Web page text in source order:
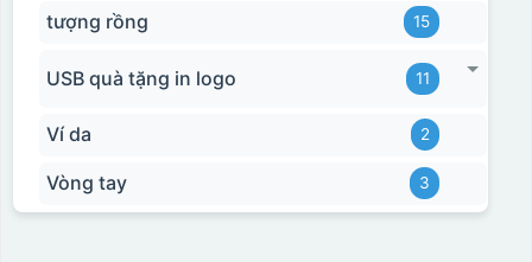
tượng rồng 15
USB quà tặng in logo 11
Ví da 2
Vòng tay 3